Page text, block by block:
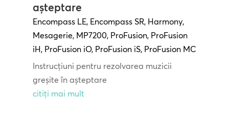
așteptare
Encompass LE, Encompass SR, Harmony,
Mesagerie, MP7200, ProFusion, ProFusion
iH, ProFusion iO, ProFusion iS, ProFusion MC
Instrucțiuni pentru rezolvarea muzicii
greșite în așteptare
citiți mai mult